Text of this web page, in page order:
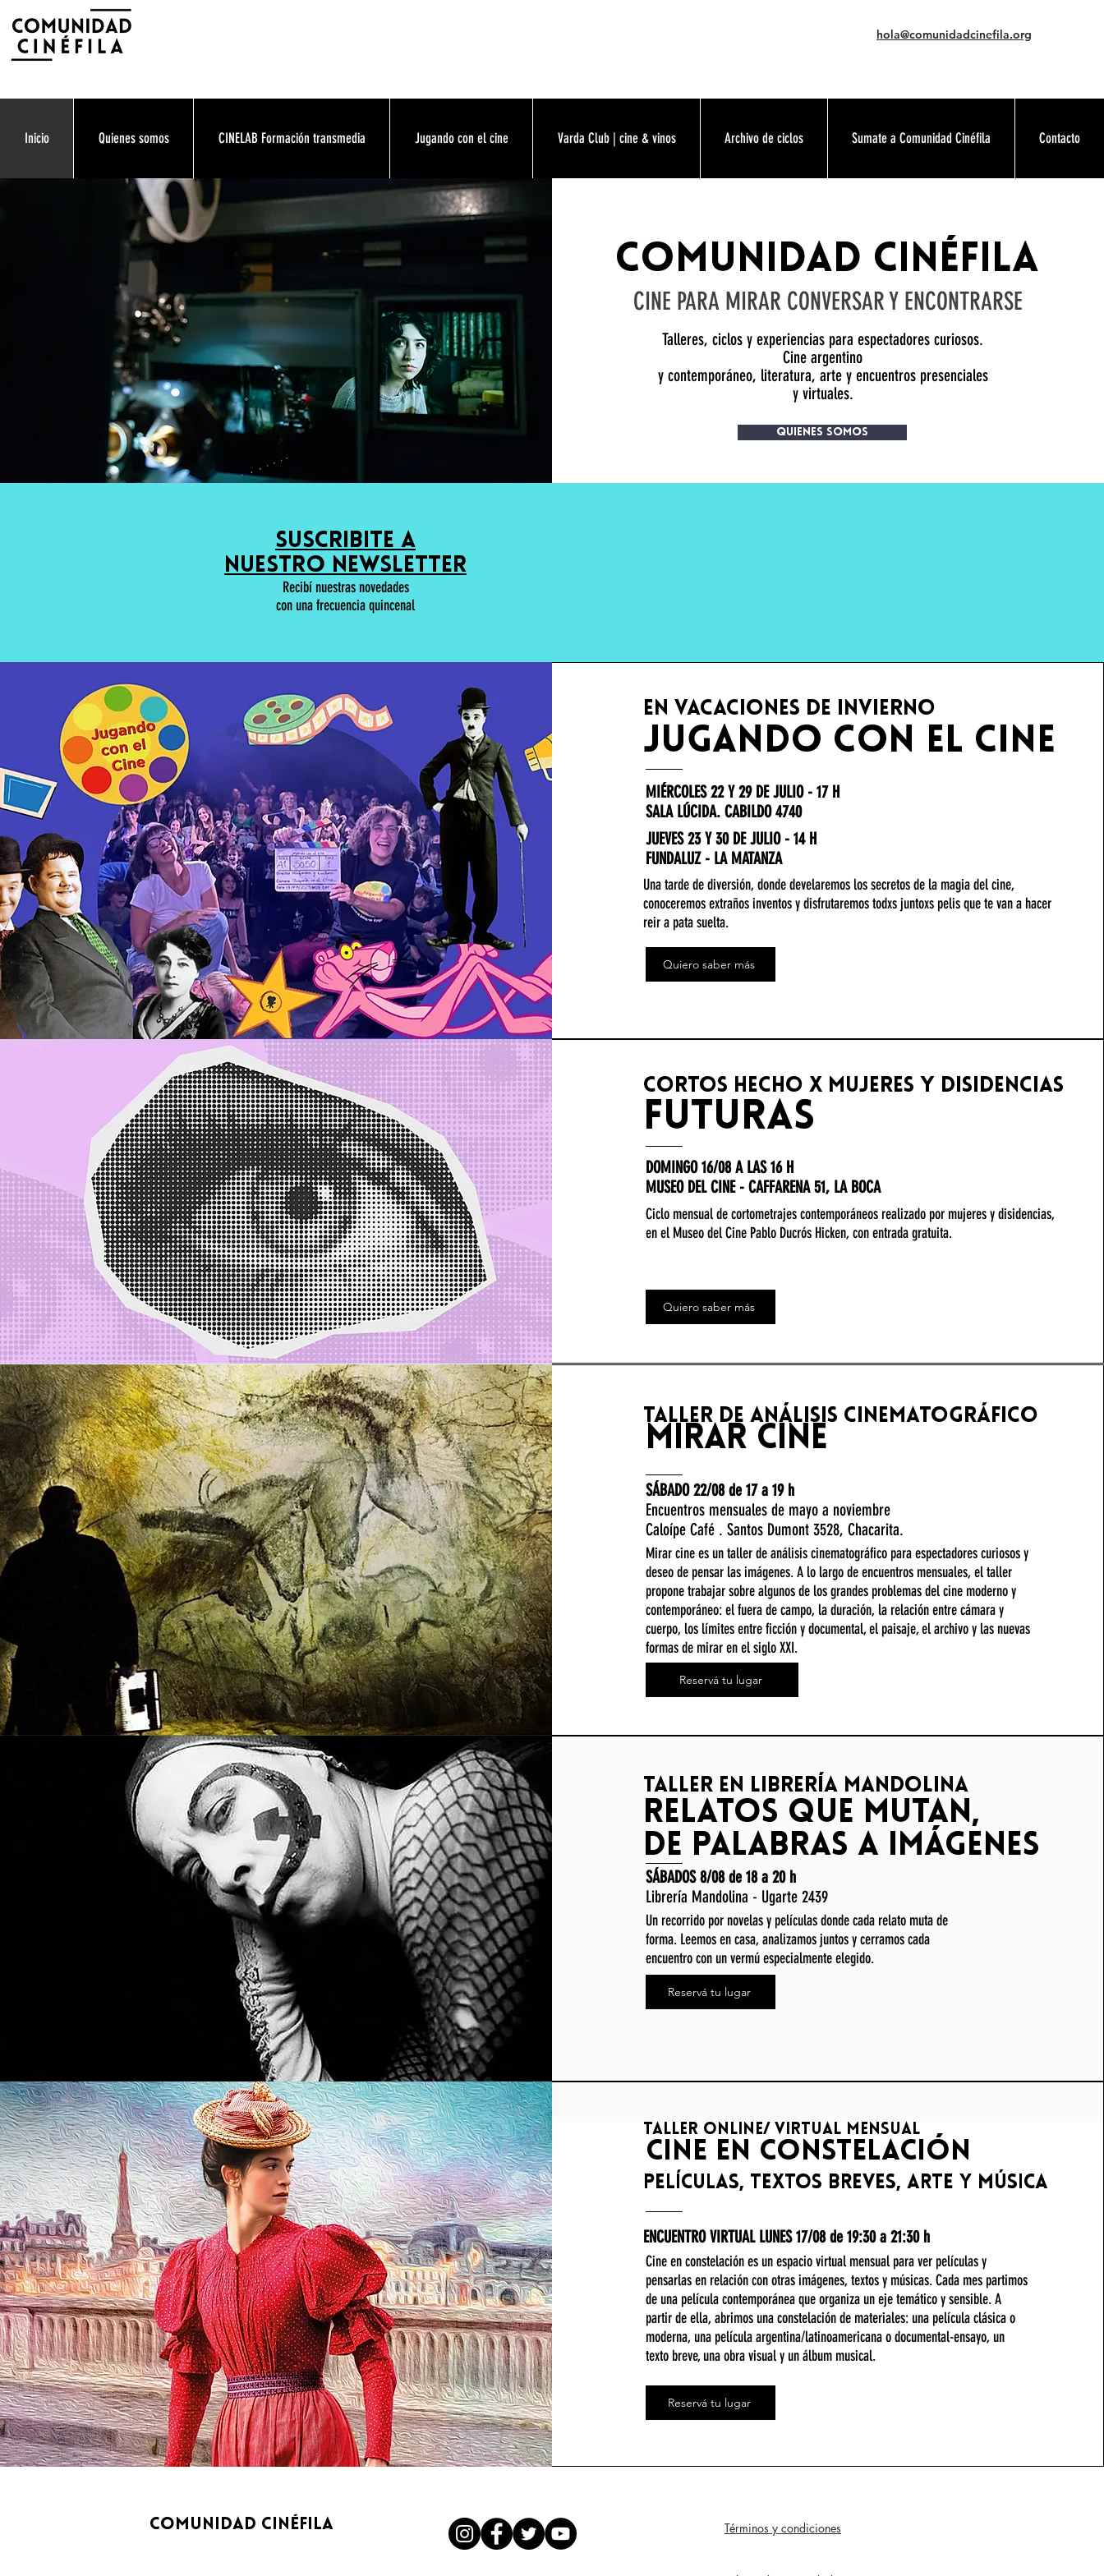
hola@comunidadcinefila.org
Inicio Quienes somos CINELAB Formación transmedia Jugando con el cine Varda Club | cine & vinos Archivo de ciclos Sumate a Comunidad Cinéfila Contacto
comunidad Cinéfila
CINE PARA MIRAR CONVERSAR Y ENCONTRARSE
Talleres, ciclos y experiencias para espectadores curiosos.
Cine argentino
y contemporáneo, literatura, arte y encuentros presenciales
y virtuales.
Quienes Somos
suscribite a
nuestro newsletter
Recibí nuestras novedades
con una frecuencia quincenal
en vacaciones de invierno
jugando con el cine
MIÉRCOLES 22 Y 29 DE JULIO - 17 H
SALA LÚCIDA. CABILDO 4740
JUEVES 23 Y 30 DE JULIO - 14 H
FUNDALUZ - LA MATANZA
Una tarde de diversión, donde develaremos los secretos de la magia del cine,
conoceremos extraños inventos y disfrutaremos todxs juntoxs pelis que te van a hacer
reir a pata suelta.
Quiero saber más
cortos hecho x mujeres y disidencias
futuras
Ciclo mensual de cortometrajes contemporáneos realizado por mujeres y disidencias,
en el Museo del Cine Pablo Ducrós Hicken, con entrada gratuita.
DOMINGO 16/08 A LAS 16 H
MUSEO DEL CINE - CAFFARENA 51, LA BOCA
Quiero saber más
taller de análisis cinematográfico
mirar cine
Encuentros mensuales de mayo a noviembre
Caloípe Café . Santos Dumont 3528, Chacarita.
SÁBADO 22/08 de 17 a 19 h
Mirar cine es un taller de análisis cinematográfico para espectadores curiosos y
deseo de pensar las imágenes. A lo largo de encuentros mensuales, el taller
propone trabajar sobre algunos de los grandes problemas del cine moderno y
contemporáneo: el fuera de campo, la duración, la relación entre cámara y
cuerpo, los límites entre ficción y documental, el paisaje, el archivo y las nuevas
formas de mirar en el siglo XXI.
Reservá tu lugar
taller en librería mandolina
relatos que mutan,
de palabras a imágenes
Un recorrido por novelas y películas donde cada relato muta de
forma. Leemos en casa, analizamos juntos y cerramos cada
encuentro con un vermú especialmente elegido.
SÁBADOS 8/08 de 18 a 20 h
Librería Mandolina - Ugarte 2439
Reservá tu lugar
taller online/ virtual mensual
Cine en constelación
Cine en constelación es un espacio virtual mensual para ver películas y
pensarlas en relación con otras imágenes, textos y músicas. Cada mes partimos
de una película contemporánea que organiza un eje temático y sensible. A
partir de ella, abrimos una constelación de materiales: una película clásica o
moderna, una película argentina/latinoamericana o documental-ensayo, un
texto breve, una obra visual y un álbum musical.
ENCUENTRO VIRTUAL LUNES 17/08 de 19:30 a 21:30 h
Películas, textos breves, arte y música
Reservá tu lugar
comunidad Cinéfila Términos y condiciones